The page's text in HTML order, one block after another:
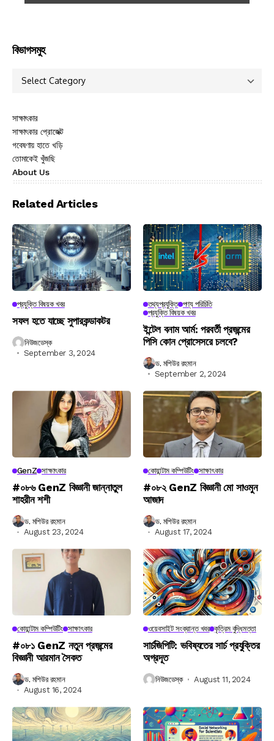
বিভাগসমুহ
সাক্ষাৎকার
সাক্ষাৎকার প্রোজেক্ট
গবেষণায় হাতে খড়ি
তোমাকেই খুঁজছি
About Us
Related Articles
প্রযুক্তি বিষয়ক খবর
সফল হতে যাচ্ছে সুপারকন্ডাকটর
নিউজডেস্ক
September 3, 2024
তথ্যপ্রযুক্তি পণ্য পরিচিতি
প্রযুক্তি বিষয়ক খবর
ইন্টেল বনাম আর্ম: পরবর্তী প্রজন্মের
পিসি কোন প্রোসেসরে চলবে?
ড. মশিউর রহমান
September 2, 2024
GenZ সাক্ষাৎকার
#০৮৬ GenZ বিজ্ঞানী জান্নাতুল
শাহরীন শশী
ড. মশিউর রহমান
August 23, 2024
কোয়ান্টাম কম্পিউটিং সাক্ষাৎকার
#০৮২ GenZ বিজ্ঞানী মো সাওমুন
আজাদ
ড. মশিউর রহমান
August 17, 2024
কোয়ান্টাম কম্পিউটিং সাক্ষাৎকার
#০৮১ GenZ নতুন প্রজন্মের
বিজ্ঞানী আরমান সৈকত
ড. মশিউর রহমান
August 16, 2024
ওয়েবসাইট সংক্রান্ত খবর কৃত্রিম বুদ্ধিমত্তা
সার্চজিপিটি: ভবিষ্যতের সার্চ প্রযুক্তির
অগ্রদূত
নিউজডেস্ক August 11, 2024